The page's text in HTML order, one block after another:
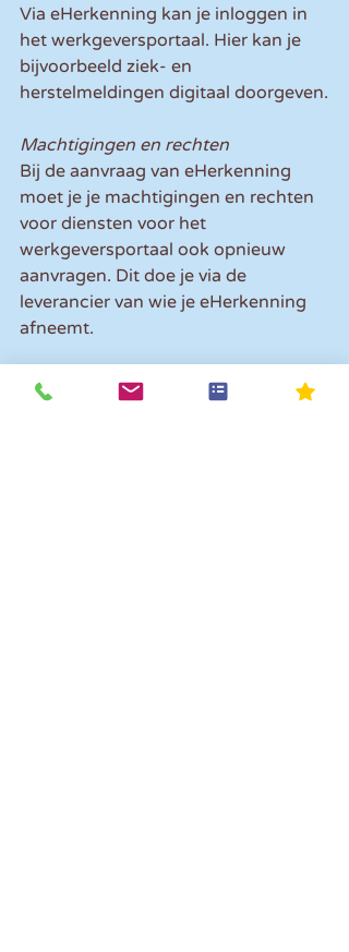
Via eHerkenning kan je inloggen in
het werkgeversportaal. Hier kan je
bijvoorbeeld ziek- en
herstelmeldingen digitaal doorgeven.
Machtigingen en rechten
Bij de aanvraag van eHerkenning
moet je je machtigingen en rechten
voor diensten voor het
werkgeversportaal ook opnieuw
aanvragen. Dit doe je via de
leverancier van wie je eHerkenning
afneemt.
Let op!
Vanaf het moment dat je
start met eHerkenning beheert het